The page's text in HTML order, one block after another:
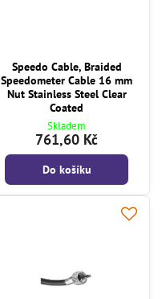
Speedo Cable, Braided
Speedometer Cable 16 mm
Nut Stainless Steel Clear
Coated
Skladem
761,60 Kč
Do košíku